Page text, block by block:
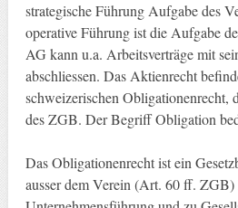
strategische Führung Aufgabe des
operative Führung ist die Aufgabe
AG kann u.a. Arbeitsverträge mit
abschliessen. Das Aktienrecht
schweizerischen Obligationenrecht,
des ZGB. Der Begriff Obligation
Das Obligationenrecht ist ein
ausser dem Verein (Art. 60 ff.